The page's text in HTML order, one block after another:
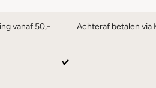
vanaf 50,- Achteraf betalen via